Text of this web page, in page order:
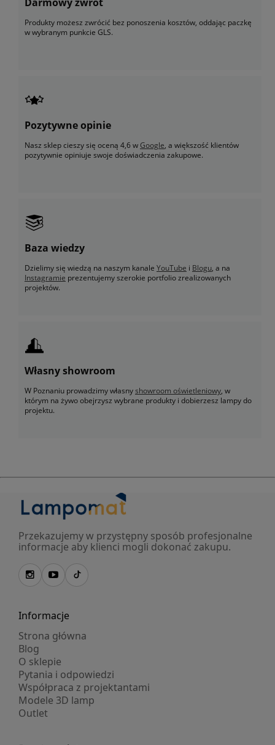
Produkty możesz zwrócić bez ponoszenia kosztów, oddając paczkę
w wybranym punkcie GLS.
Pozytywne opinie
Nasz sklep cieszy się oceną 4,6 wGoogle, a większość klientów
pozytywnie opiniuje swoje doświadczenia zakupowe.
Baza wiedzy
Dzielimy się wiedzą na naszym kanale YouTube i Blogu, a na
Instagramie prezentujemy szerokie portfolio zrealizowanych
projektów.
Własny showroom
W Poznaniu prowadzimy własnyshowroom oświetleniowy, w
którym na żywo obejrzysz wybrane produkty i dobierzesz lampy do
projektu.
Przekazujemy w przystępny sposób profesjonalne
informacje aby klienci mogli dokonać zakupu.
Informacje
Strona główna
Blog
O sklepie
Pytania i odpowiedzi
Współpraca z projektantami
Modele 3D lamp
Outlet